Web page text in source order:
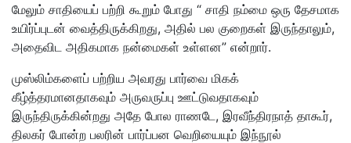
மேலும் சாதியைப் பற்றி கூறும் போது “ சாதி நம்மை ஒரு தேசமாக
உயிர்ப்புடன் வைத்திருக்கிறது, அதில் பல குறைகள் இருந்தாலும்,
அதைவிட அதிகமாக நன்மைகள் உள்ளன” என்றார்.
முஸ்லிம்களைப் பற்றிய அவரது பார்வை மிகக்
கீழ்த்தரமானதாகவும் அருவருப்பு ஊட்டுவதாகவும்
இருந்திருக்கின்றது அதே போல ராணடே, இரவீந்திரநாத் தாகூர்,
திலகர் போன்ற பலரின் பார்ப்பன வெறியையும் இந்நூல்